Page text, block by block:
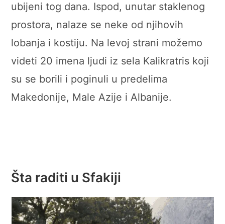
ubijeni tog dana. Ispod, unutar staklenog
prostora, nalaze se neke od njihovih
lobanja i kostiju. Na levoj strani možemo
videti 20 imena ljudi iz sela Kalikratris koji
su se borili i poginuli u predelima
Makedonije, Male Azije i Albanije.
Šta raditi u Sfakiji